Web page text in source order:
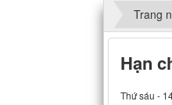
Trang
Hạn
Thứ sáu -